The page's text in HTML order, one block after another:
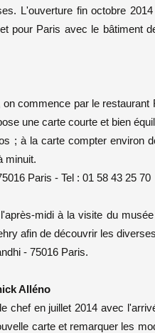
L'ouverture fin octobre
pour Paris avec le bâtiment
commence par le
une carte courte et bien
; à la carte compter environ
minuit.
Paris - Tel : 01 58 43 25 70
midi à la visite du
afin de découvrir les
- 75016 Paris.
Alléno
chef en juillet 2014 avec
carte et remarquer les